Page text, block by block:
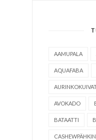
AAMUPALA
AQUAFABA
AVOKADO
BATAATTI